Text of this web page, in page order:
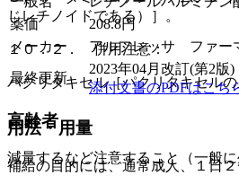
じレチノイドである）］。
１０．２． 併用注意：
パクリタキセル［パクリタキセル
高齢者
減量するなど注意すること（一般
薬価
208.8円
メーカー
アルフレッサ ファー
最終更新
2023年04月改訂(第2版)
添付文書のPDFはこち
用法・用量
補給の目的には、通常成人、１日